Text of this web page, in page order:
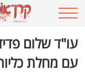
עו"ד שלום
עם מחלת